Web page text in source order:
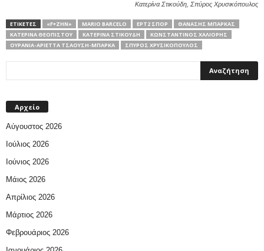
Κατερίνα Στικούδη, Σπύρος Χρυσικόπουλος
ΕΤΙΚΕΤΕΣ «F+ΖΗΝ» MARIO BARCELO ΕΡΤ2 ΣΠΟΡ
ΘΑΝΆΣΗΣ ΜΠΆΡΚΑΣ
ΚΑΤΕΡΊΝΑ ΘΕΟΠΊΣΤΟΥ
ΚΑΤΕΡΊΝΑ ΣΤΙΚΟΎΔΗ
ΚΩΝΣΤΑΝΤΊΝΟΣ ΧΑΛΙΟΡΉΣ
ΟΥΡΑΝΊΑ-ΑΡΙΈΤΤΑ ΤΣΑΟΎΣΗ-ΜΠΆΡΚΑ
ΣΠΎΡΟΣ ΧΡΥΣΙΚΌΠΟΥΛΟΣ
Αρχείο
Αύγουστος 2026
Ιούλιος 2026
Ιούνιος 2026
Μάιος 2026
Απρίλιος 2026
Μάρτιος 2026
Φεβρουάριος 2026